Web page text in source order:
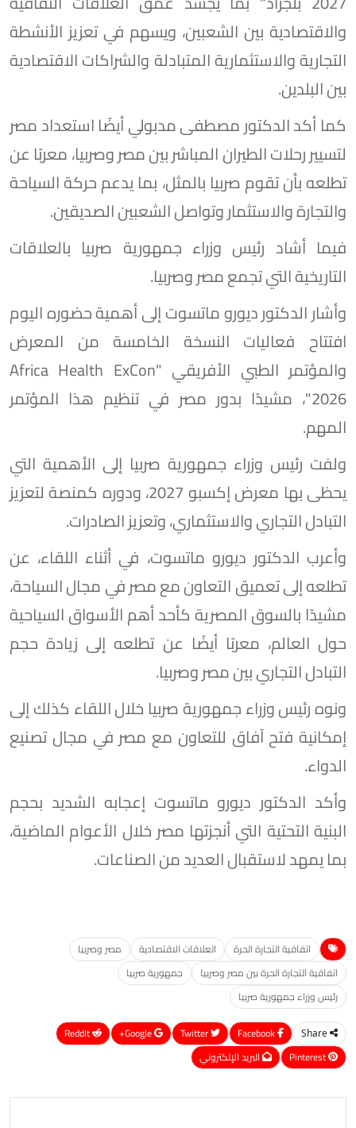
والاقتصادية بين الشعبين، ويسهم في تعزيز الأنشطة
التجارية والاستثمارية المتبادلة والشراكات الاقتصادية
بين البلدين.
كما أكد الدكتور مصطفى مدبولي أيضًا استعداد مصر
لتسيير رحلات الطيران المباشر بين مصر وصربيا، معربًا عن
تطلعه بأن تقوم صربيا بالمثل، بما يدعم حركة السياحة
والتجارة والاستثمار وتواصل الشعبين الصديقين.
فيما أشاد رئيس وزراء جمهورية صربيا بالعلاقات
التاريخية التي تجمع مصر وصربيا.
وأشار الدكتور ديورو ماتسوت إلى أهمية حضوره اليوم
افتتاح فعاليات النسخة الخامسة من المعرض
والمؤتمر الطبي الأفريقي "Africa Health ExCon
2026"، مشيدًا بدور مصر في تنظيم هذا المؤتمر
المهم.
ولفت رئيس وزراء جمهورية صربيا إلى الأهمية التي
يحظى بها معرض إكسبو 2027، ودوره كمنصة لتعزيز
التبادل التجاري والاستثماري، وتعزيز الصادرات.
وأعرب الدكتور ديورو ماتسوت، في أثناء اللقاء، عن
تطلعه إلى تعميق التعاون مع مصر في مجال السياحة،
مشيدًا بالسوق المصرية كأحد أهم الأسواق السياحية
حول العالم، معربًا أيضًا عن تطلعه إلى زيادة حجم
التبادل التجاري بين مصر وصربيا.
ونوه رئيس وزراء جمهورية صربيا خلال اللقاء كذلك إلى
إمكانية فتح آفاق للتعاون مع مصر في مجال تصنيع
الدواء.
وأكد الدكتور ديورو ماتسوت إعجابه الشديد بحجم
البنية التحتية التي أنجزتها مصر خلال الأعوام الماضية،
بما يمهد لاستقبال العديد من الصناعات.
اتفاقية التجارة الحرة العلاقات الاقتصادية
مصر وصربيا
اتفاقية التجارة الحرة بين مصر وصربيا
جمهورية صربيا
رئيس وزراء جمهورية صربيا
Share
Google+
ReddIt
Pinterest
البريد الإلكتروني